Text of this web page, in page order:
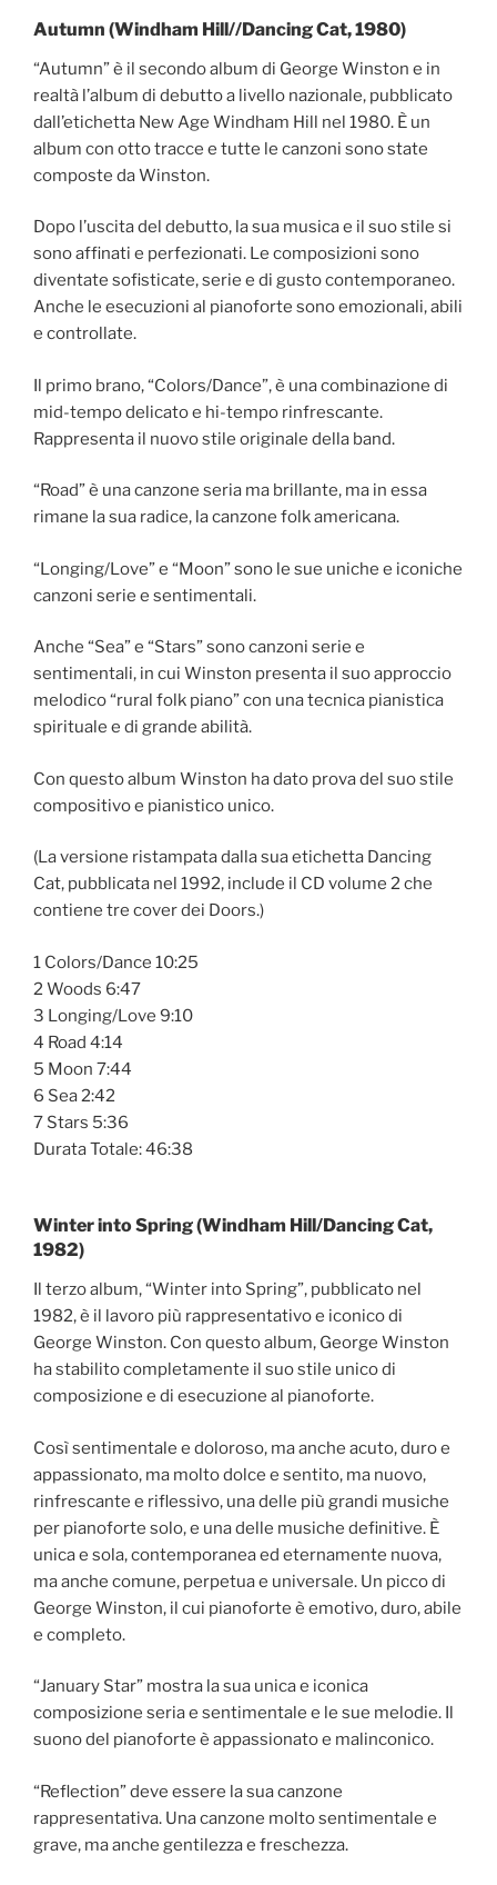
Autumn (Windham Hill//Dancing Cat, 1980)
“Autumn” è il secondo album di George Winston e in
realtà l’album di debutto a livello nazionale, pubblicato
dall’etichetta New Age Windham Hill nel 1980. È un
album con otto tracce e tutte le canzoni sono state
composte da Winston.
Dopo l’uscita del debutto, la sua musica e il suo stile si
sono affinati e perfezionati. Le composizioni sono
diventate sofisticate, serie e di gusto contemporaneo.
Anche le esecuzioni al pianoforte sono emozionali, abili
e controllate.
Il primo brano, “Colors/Dance”, è una combinazione di
mid-tempo delicato e hi-tempo rinfrescante.
Rappresenta il nuovo stile originale della band.
“Road” è una canzone seria ma brillante, ma in essa
rimane la sua radice, la canzone folk americana.
“Longing/Love” e “Moon” sono le sue uniche e iconiche
canzoni serie e sentimentali.
Anche “Sea” e “Stars” sono canzoni serie e
sentimentali, in cui Winston presenta il suo approccio
melodico “rural folk piano” con una tecnica pianistica
spirituale e di grande abilità.
Con questo album Winston ha dato prova del suo stile
compositivo e pianistico unico.
(La versione ristampata dalla sua etichetta Dancing
Cat, pubblicata nel 1992, include il CD volume 2 che
contiene tre cover dei Doors.)
1 Colors/Dance 10:25
2 Woods 6:47
3 Longing/Love 9:10
4 Road 4:14
5 Moon 7:44
6 Sea 2:42
7 Stars 5:36
Durata Totale: 46:38
Winter into Spring (Windham Hill/Dancing Cat,
1982)
Il terzo album, “Winter into Spring”, pubblicato nel
1982, è il lavoro più rappresentativo e iconico di
George Winston. Con questo album, George Winston
ha stabilito completamente il suo stile unico di
composizione e di esecuzione al pianoforte.
Così sentimentale e doloroso, ma anche acuto, duro e
appassionato, ma molto dolce e sentito, ma nuovo,
rinfrescante e riflessivo, una delle più grandi musiche
per pianoforte solo, e una delle musiche definitive. È
unica e sola, contemporanea ed eternamente nuova,
ma anche comune, perpetua e universale. Un picco di
George Winston, il cui pianoforte è emotivo, duro, abile
e completo.
“January Star” mostra la sua unica e iconica
composizione seria e sentimentale e le sue melodie. Il
suono del pianoforte è appassionato e malinconico.
“Reflection” deve essere la sua canzone
rappresentativa. Una canzone molto sentimentale e
grave, ma anche gentilezza e freschezza.